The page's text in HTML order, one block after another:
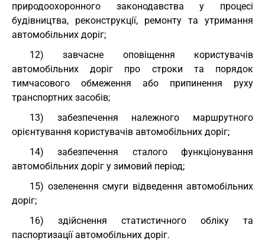
природоохоронного законодавства у процесі
будівництва, реконструкції, ремонту та утримання
автомобільних доріг;
12) завчасне оповіщення користувачів
автомобільних доріг про строки та порядок
тимчасового обмеження або припинення руху
транспортних засобів;
13) забезпечення належного маршрутного
орієнтування користувачів автомобільних доріг;
14) забезпечення сталого функціонування
автомобільних доріг у зимовий період;
15) озеленення смуги відведення автомобільних
доріг;
16) здійснення статистичного обліку та
паспортизації автомобільних доріг.